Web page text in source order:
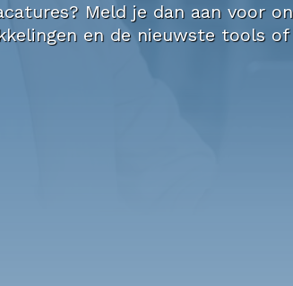
Meld je dan aan voor
en de nieuwste tools of